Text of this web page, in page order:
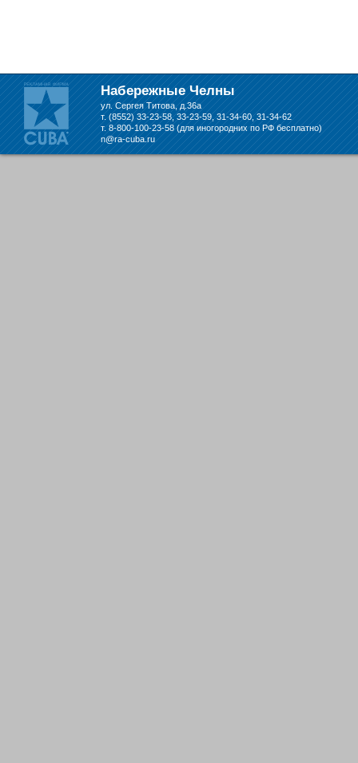
Набережные Челны
ул. Сергея Титова, д.36а
т. (8552) 33-23-58, 33-23-59, 31-34-60, 31-34-62
т. 8-800-100-23-58 (для иногородних по РФ бесплатно)
n@ra-cuba.ru